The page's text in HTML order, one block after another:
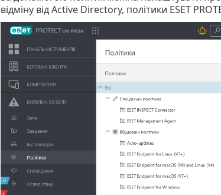
відміну від Active Directory, політики ESET